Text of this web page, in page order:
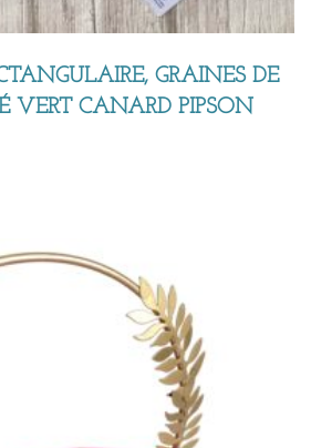
GRAINES DE
VERT CANARD PIPSON